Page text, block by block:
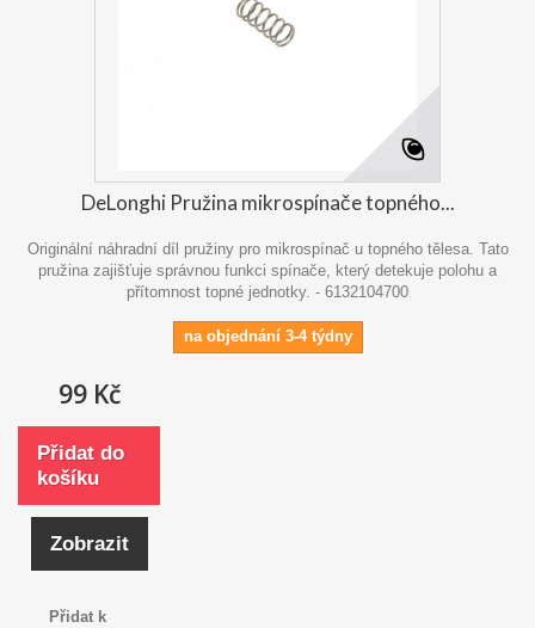
DeLonghi Pružina mikrospínače topného...
Originální náhradní díl pružiny pro mikrospínač u topného tělesa. Tato
pružina zajišťuje správnou funkci spínače, který detekuje polohu a
přítomnost topné jednotky. - 6132104700
na objednání 3-4 týdny
99 Kč
Přidat do
košíku
Zobrazit
Přidat k